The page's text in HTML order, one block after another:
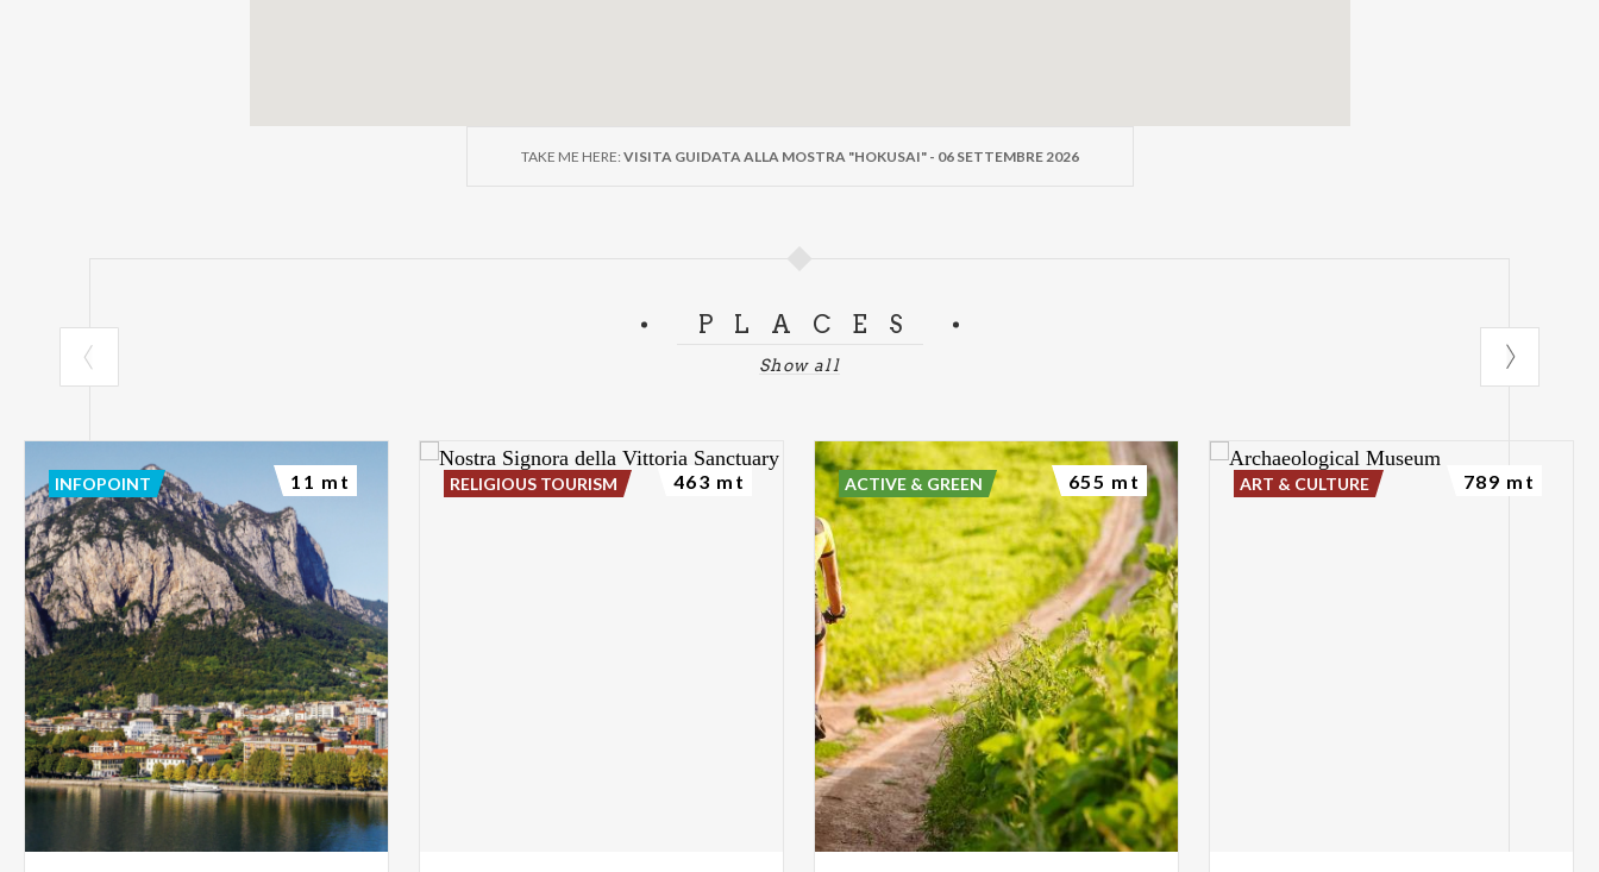
TAKE ME HERE: VISITA GUIDATA ALLA MOSTRA "HOKUSAI" - 06 SETTEMBRE 2026
PLACES
Show all
INFOPOINT 11 mt RELIGIOUS TOURISM 463 mt ACTIVE & GREEN 655 mt ART & CULTURE 789 mt